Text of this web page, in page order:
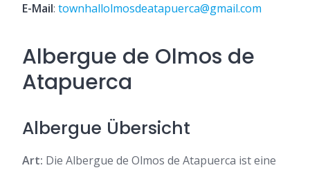
E-Mail: townhallolmosdeatapuerca@gmail.com
Albergue de Olmos de
Atapuerca
Albergue Übersicht
Art: Die Albergue de Olmos de Atapuerca ist eine